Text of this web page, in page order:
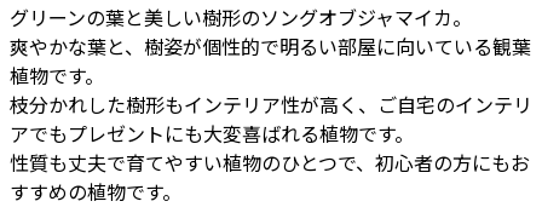
ル
マ
ト
ー
ル
ユ
ー
グリーンの葉と美しい樹形のソングオブジャマイカ。
爽やかな葉と、樹姿が個性的で明るい部屋に向いている観葉
植物です。
枝分かれした樹形もインテリア性が高く、ご自宅のインテリ
アでもプレゼントにも大変喜ばれる植物です。
性質も丈夫で育てやすい植物のひとつで、初心者の方にもお
すすめの植物です。